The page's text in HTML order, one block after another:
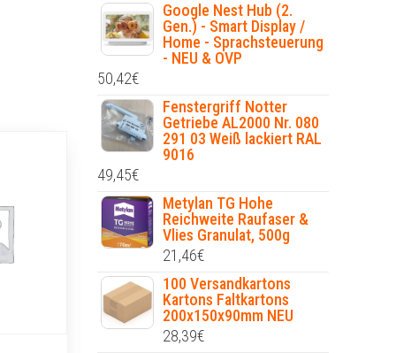
Google Nest Hub (2.
Gen.) - Smart Display /
Home - Sprachsteuerung
- NEU & OVP
50,42€
Fenstergriff Notter
Getriebe AL2000 Nr. 080
291 03 Weiß lackiert RAL
9016
49,45€
Metylan TG Hohe
Reichweite Raufaser &
Vlies Granulat, 500g
21,46€
100 Versandkartons
Kartons Faltkartons
200x150x90mm NEU
28,39€